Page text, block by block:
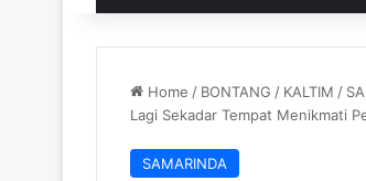
Home / BONTANG / KALTIM /
Lagi Sekadar Tempat Menikmati
SAMARINDA